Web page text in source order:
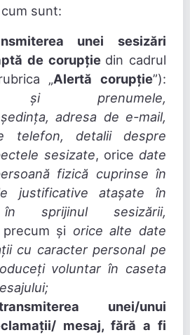
sunt:
unei sesizări
de corupție din cadrul
„Alertă corupție”):
și prenumele,
adresa de e-mail,
telefon, detalii despre
sesizate, orice date
fizică cuprinse în
justificative atașate în
sprijinul sesizării,
precum și orice alte date
cu caracter personal pe
voluntar în caseta
unei/unui
mesaj, fără a fi